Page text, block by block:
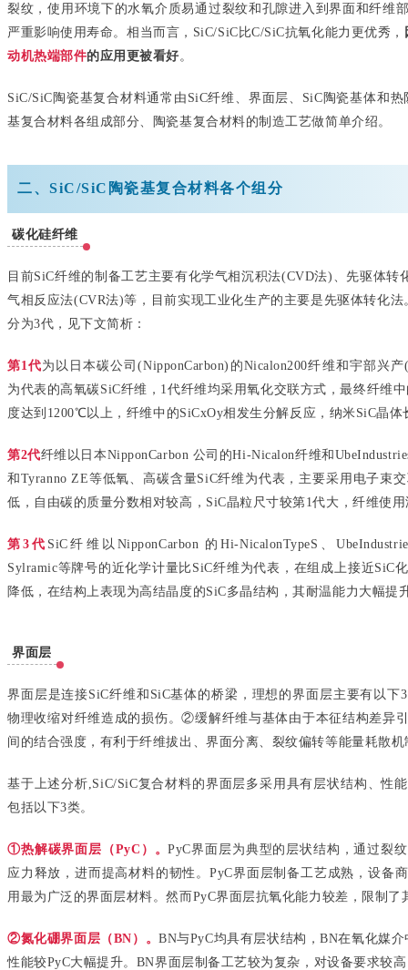
裂纹，使用环境下的水氧介质易通过裂纹和孔隙进入到界面和纤维
严重影响使用寿命。相当而言，SiC/SiC比C/SiC抗氧化能力更优秀，
动机热端部件的应用更被看好 。
SiC/SiC陶瓷基复合材料通常由SiC纤维、界面层、SiC陶瓷基体和
基复合材料各组成部分、陶瓷基复合材料的制造工艺做简单介绍。
二、SiC/SiC陶瓷基复合材料各个组分
碳化硅纤维
目前SiC纤维的制备工艺主要有化学气相沉积法(CVD法)、先驱体转
气相反应法(CVR法)等，目前实现工业化生产的主要是先驱体转化
分为3代，见下文简析：
第1代为以日本碳公司(NipponCarbon)的Nicalon200纤维和宇部兴
为代表的高氧碳SiC纤维，1代纤维均采用氧化交联方式，最终纤维
度达到1200℃以上，纤维中的SiCxOy相发生分解反应，纳米SiC晶
第2代纤维以日本NipponCarbon 公司的Hi-Nicalon纤维和
和Tyranno ZE等低氧、高碳含量SiC纤维为代表，主要采用电子束
低，自由碳的质量分数相对较高，SiC晶粒尺寸较第1代大，纤维使
第3代 SiC纤维以NipponCarbon 的Hi-NicalonTypeS、
Sylramic等牌号的近化学计量比SiC纤维为代表，在组成上接近SiC
降低，在结构上表现为高结晶度的SiC多晶结构，其耐温能力大幅提
界面层
界面层是连接SiC纤维和SiC基体的桥梁，理想的界面层主要有以
物理收缩对纤维造成的损伤。②缓解纤维与基体由于本征结构差异
间的结合强度，有利于纤维拔出、界面分离、裂纹偏转等能量耗散
基于上述分析,SiC/SiC复合材料的界面层多采用具有层状结构、性
包括以下3类。
①热解碳界面层（PyC） 。PyC界面层为典型的层状结构，通过裂
应力释放，进而提高材料的韧性。PyC界面层制备工艺成熟，设备
用最为广泛的界面层材料。然而PyC界面层抗氧化能力较差，限制
②氮化硼界面层（BN）。BN与PyC均具有层状结构，BN在氧化媒
性能较PyC大幅提升。BN界面层制备工艺较为复杂，对设备要求较